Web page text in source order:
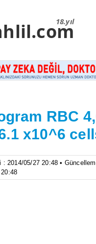
18.yıl
RBC
x10^6
: 2014/05/27 20:48 •